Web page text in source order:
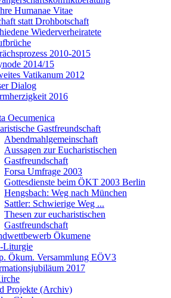
Humanae Vitae
statt Drohbotschaft
Wiederverheiratete
2010-2015
2014/15
Vatikanum 2012
Dialog
2016
Oecumenica
Gastfreundschaft
Abendmahlgemeinschaft
Aussagen zur Eucharistischen
Gastfreundschaft
Forsa Umfrage 2003
Gottesdienste beim ÖKT 2003 Berlin
Hengsbach: Weg nach München
Sattler: Schwierige Weg ...
Thesen zur eucharistischen
Gastfreundschaft
Ökumene
Liturgie
Ökum. Versammlung EÖV3
2017
Projekte (Archiv)